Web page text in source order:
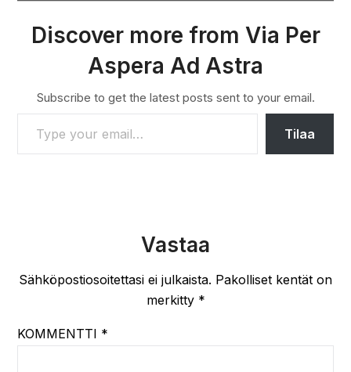
Discover more from Via Per
Aspera Ad Astra
Subscribe to get the latest posts sent to your email.
TYPE YOUR EMAIL…
Tilaa
Vastaa
Sähköpostiosoitettasi ei julkaista. Pakolliset kentät on
merkitty *
KOMMENTTI *